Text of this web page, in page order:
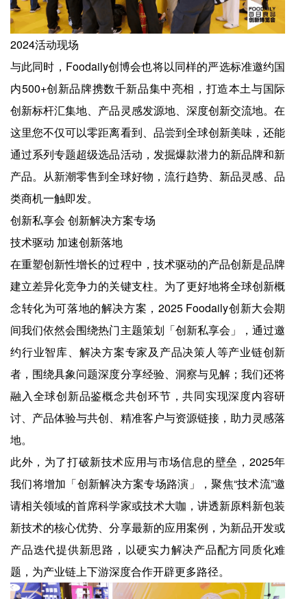
2024活动现场
与此同时，Foodaily创博会也将以同样的严选标准邀约国
内500+创新品牌携数千新品集中亮相，打造本土与国际
创新标杆汇集地、产品灵感发源地、深度创新交流地。在
这里您不仅可以零距离看到、品尝到全球创新美味，还能
通过系列专题超级选品活动，发掘爆款潜力的新品牌和新
产品。从新潮零售到全球好物，流行趋势、新品灵感、品
类商机一触即发。
创新私享会 创新解决方案专场
技术驱动 加速创新落地
在重塑创新性增长的过程中，技术驱动的产品创新是品牌
建立差异化竞争力的关键支柱。为了更好地将全球创新概
念转化为可落地的解决方案，2025 Foodaily创新大会期
间我们依然会围绕热门主题策划「创新私享会」，通过邀
约行业智库、解决方案专家及产品决策人等产业链创新
者，围绕具象问题深度分享经验、洞察与见解；我们还将
融入全球创新品鉴概念共创环节，共同实现深度内容研
讨、产品体验与共创、精准客户与资源链接，助力灵感落
地。
此外，为了打破新技术应用与市场信息的壁垒，2025年
我们将增加「创新解决方案专场路演」，聚焦“技术流”邀
请相关领域的首席科学家或技术大咖，讲透新原料新包装
新技术的核心优势、分享最新的应用案例，为新品开发或
产品迭代提供新思路，以硬实力解决产品配方同质化难
题，为产业链上下游深度合作开辟更多路径。